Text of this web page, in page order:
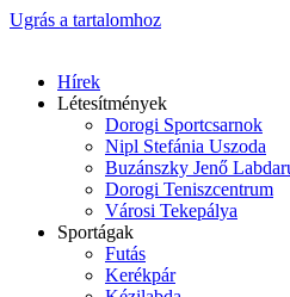
Ugrás a tartalomhoz
Hírek
Létesítmények
Dorogi Sportcsarnok
Nipl Stefánia Uszoda
Buzánszky Jenő
Dorogi Teniszcentrum
Városi Tekepálya
Sportágak
Futás
Kerékpár